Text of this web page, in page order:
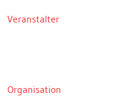
Veranstalter
Organisation